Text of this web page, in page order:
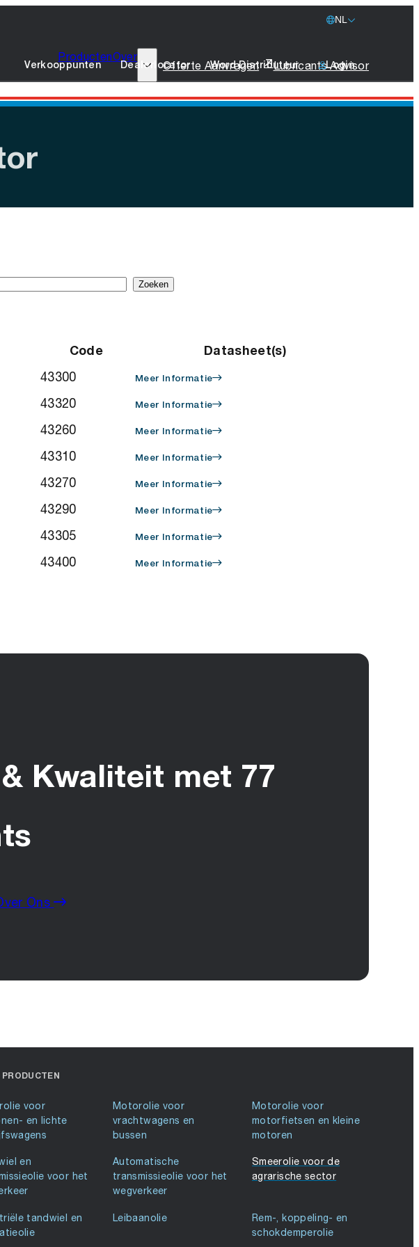
NL
ProductenOver77 Lubricants
Duurzaamheid
Stichting leeuw
Offerte Aanvragen Lubricants Advisor
Verkooppunten Dealerlocator Word Distributeur Login
Zoeken
Code
Datasheet(s)
43300 Meer Informatie
43320 Meer Informatie
43260 Meer Informatie
43310 Meer Informatie
43270 Meer Informatie
43290 Meer Informatie
43305 Meer Informatie
43400 Meer Informatie
Kwaliteit met 77
Ons
voor
en lichte
Motorolie voor
vrachtwagens en
bussen
Motorolie voor
motorfietsen en kleine
motoren
en
voor het
Automatische
transmissieolie voor het
wegverkeer
Smeerolie voor de
agrarische sector
tandwiel en
Leibaanolie
Rem-, koppeling- en
schokdemperolie